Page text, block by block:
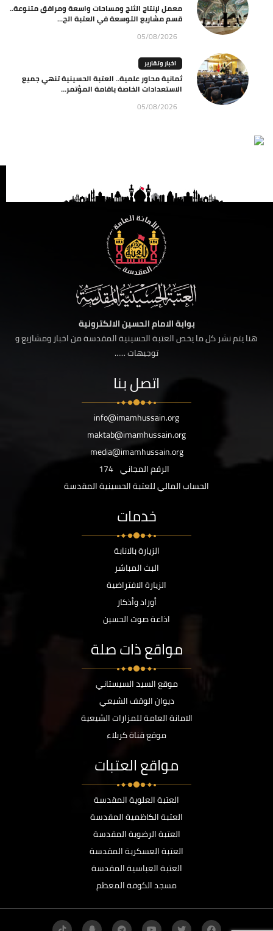
معمل لإنتاج الثلج ومساحات واسعة ومرافق متنوعة..
قسم مشاريع التوسعة في العتبة الح...
05/08/2026
اخبار وتقارير
ثمانية محاور علمية.. العتبة الحسينية تنهي جميع
الاستعدادات الخاصة باقامة المؤتمر...
05/08/2026
بوابة الامام الحسين الالكترونية
هنا يتم نشر كل ما يخص العتبة الحسينية المقدسة من اخبار ومشاريع و
توجيهات ......
اتصل بنا
info@imamhussain.org
maktab@imamhussain.org
media@imamhussain.org
الرقم المجاني 174
الحساب المالي للعتبة الحسينية المقدسة
خدمات
الزيارة بالانابة
البث المباشر
الزيارة الافتراضية
أوراد وأذكار
اذاعة صوت الحسين
مواقع ذات صلة
موقع السيد السيستاني
ديوان الوقف الشيعي
الامانة العامة للمزارات الشيعية
موقع قناة كربلاء
مواقع العتبات
العتبة العلوية المقدسة
العتبة الكاظمية المقدسة
العتبة الرضوية المقدسة
العتبة العسكرية المقدسة
العتبة العباسية المقدسة
مسجد الكوفة المعظم